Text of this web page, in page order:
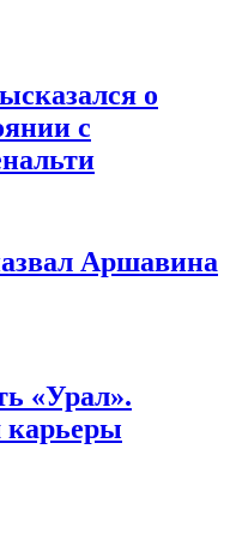
о
с
Аршавина
«Урал».
карьеры